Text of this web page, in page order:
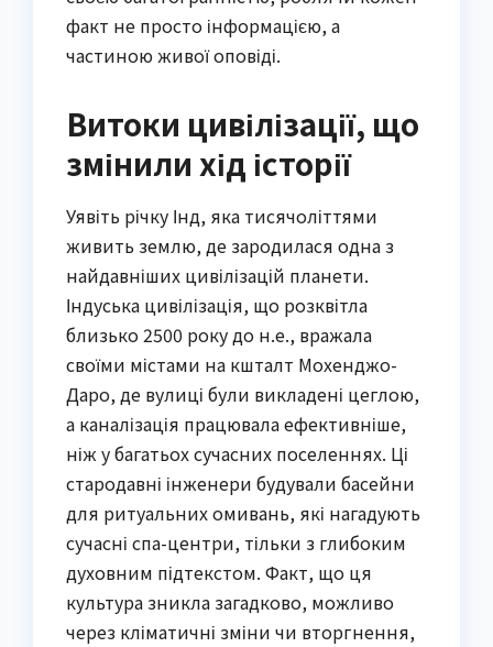
факт не просто інформацією, а
частиною живої оповіді.
Витоки цивілізації, що
змінили хід історії
Уявіть річку Інд, яка тисячоліттями
живить землю, де зародилася одна з
найдавніших цивілізацій планети.
Індуська цивілізація, що розквітла
близько 2500 року до н.е., вражала
своїми містами на кшталт Мохенджо-
Даро, де вулиці були викладені цеглою,
а каналізація працювала ефективніше,
ніж у багатьох сучасних поселеннях. Ці
стародавні інженери будували басейни
для ритуальних омивань, які нагадують
сучасні спа-центри, тільки з глибоким
духовним підтекстом. Факт, що ця
культура зникла загадково, можливо
через кліматичні зміни чи вторгнення,